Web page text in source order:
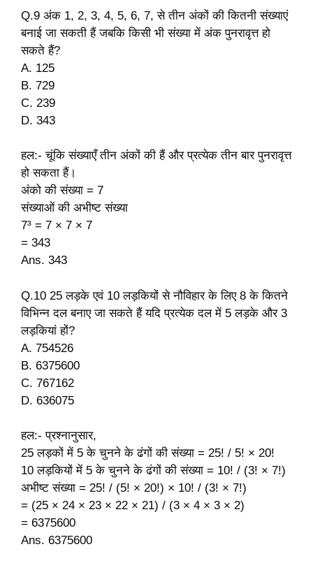
Q.9 अंक 1, 2, 3, 4, 5, 6, 7, से तीन अंकों की कितनी संख्याएं
बनाई जा सकती हैं जबकि किसी भी संख्या में अंक पुनरावृत्त हो
सकते हैं?
A. 125
B. 729
C. 239
D. 343
हल:- चूंकि संख्याएँ तीन अंकों की हैं और प्रत्येक तीन बार पुनरावृत्त
हो सकता हैं।
अंको की संख्या = 7
संख्याओं की अभीष्ट संख्या
7³ = 7 × 7 × 7
= 343
Ans. 343
Q.10 25 लड़के एवं 10 लड़कियों से नौविहार के लिए 8 के कितने
विभिन्न दल बनाए जा सकते हैं यदि प्रत्येक दल में 5 लड़के और 3
लड़कियां हों?
A. 754526
B. 6375600
C. 767162
D. 636075
हल:- प्रश्नानुसार,
25 लड़कों में 5 के चुनने के ढंगों की संख्या = 25! / 5! × 20!
10 लड़कियों में 5 के चुनने के ढंगों की संख्या = 10! / (3! × 7!)
अभीष्ट संख्या = 25! / (5! × 20!) × 10! / (3! × 7!)
= (25 × 24 × 23 × 22 × 21) / (3 × 4 × 3 × 2)
= 6375600
Ans. 6375600